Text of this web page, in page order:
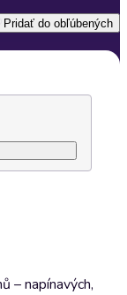
Pridať do obľúbených
– napínavých,